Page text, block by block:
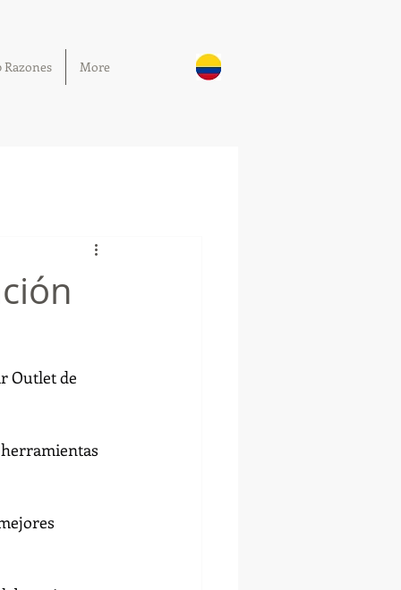
Razones More
Outlet de